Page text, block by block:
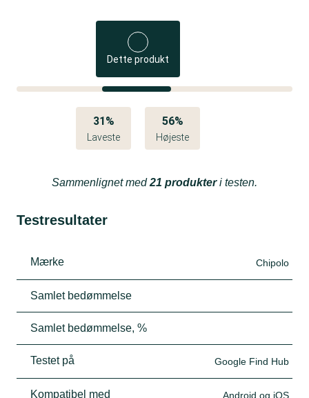
Dette produkt
31%
Laveste
56%
Højeste
Sammenlignet med21 produkteri testen.
Testresultater
Mærke Chipolo
Samlet bedømmelse
Samlet bedømmelse, %
Testet på Google Find Hub
Kompatibel med Android og iOS